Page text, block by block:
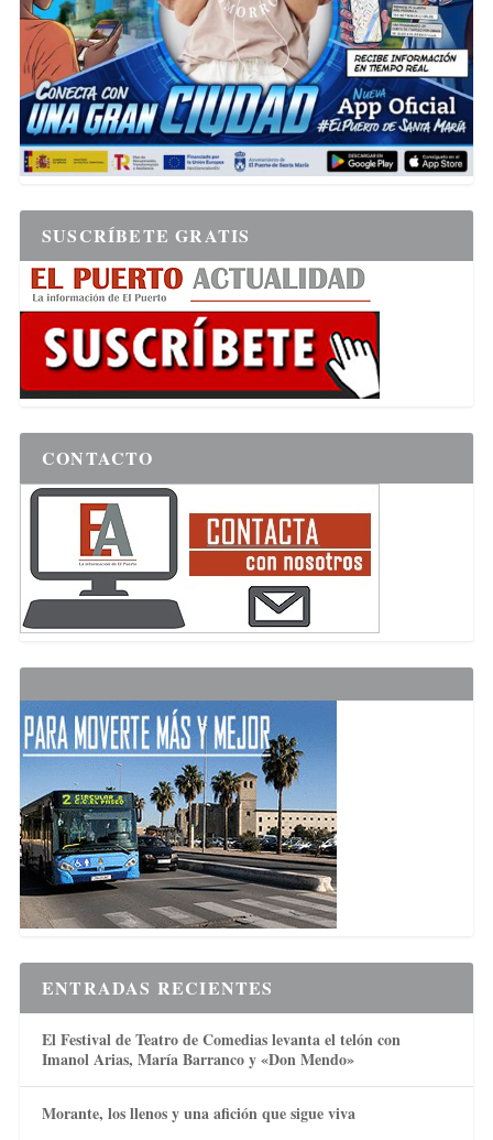
SUSCRÍBETE GRATIS
CONTACTO
ENTRADAS RECIENTES
El Festival de Teatro de Comedias levanta el telón con
Imanol Arias, María Barranco y «Don Mendo»
Morante, los llenos y una afición que sigue viva